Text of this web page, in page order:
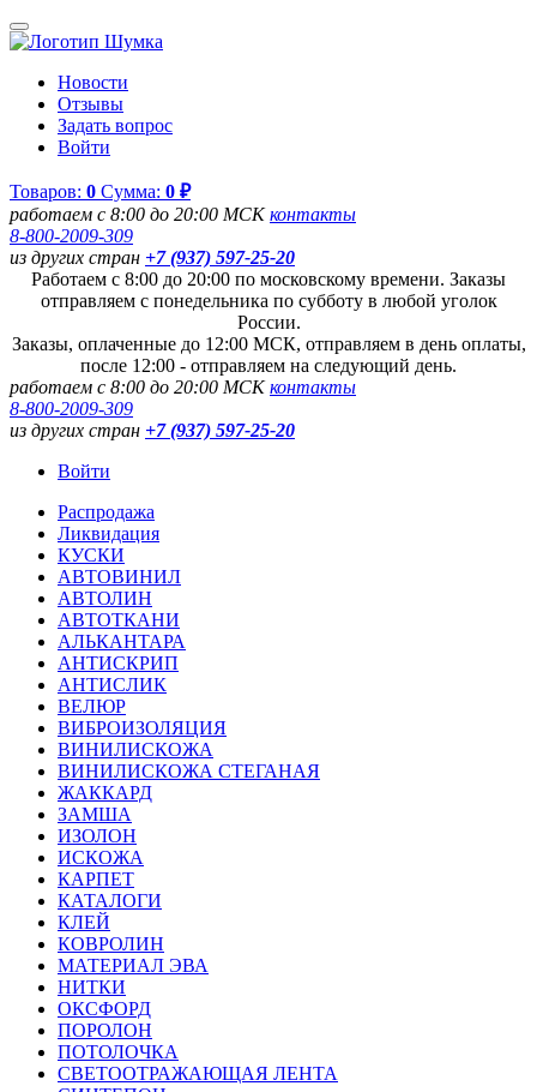
Новости
Отзывы
Задать вопрос
Войти
Товаров: 0 Сумма: 0 ₽
работаем с 8:00 до 20:00 МСКконтакты
8-800-2009-309
из других стран +7 (937) 597-25-20
Работаем с 8:00 до 20:00 по московскому времени. Заказы
отправляем с понедельника по субботу в любой уголок
России.
Заказы, оплаченные до 12:00 МСК, отправляем в день оплаты,
после 12:00 - отправляем на следующий день.
работаем с 8:00 до 20:00 МСКконтакты
8-800-2009-309
из других стран +7 (937) 597-25-20
Войти
Распродажа
Ликвидация
КУСКИ
АВТОВИНИЛ
АВТОЛИН
АВТОТКАНИ
АЛЬКАНТАРА
АНТИСКРИП
АНТИСЛИК
ВЕЛЮР
ВИБРОИЗОЛЯЦИЯ
ВИНИЛИСКОЖА
ВИНИЛИСКОЖА СТЕГАНАЯ
ЖАККАРД
ЗАМША
ИЗОЛОН
ИСКОЖА
КАРПЕТ
КАТАЛОГИ
КЛЕЙ
КОВРОЛИН
МАТЕРИАЛ ЭВА
НИТКИ
ОКСФОРД
ПОРОЛОН
ПОТОЛОЧКА
СВЕТООТРАЖАЮЩАЯ ЛЕНТА